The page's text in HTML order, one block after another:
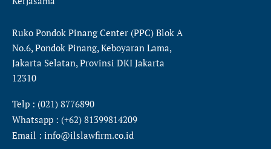
Ruko Pondok Pinang Center (PPC) Blok A
No.6, Pondok Pinang, Keboyaran Lama,
Jakarta Selatan, Provinsi DKI Jakarta
12310
Telp : (021) 8776890
Whatsapp : (+62) 81399814209
Email : info@ilslawfirm.co.id